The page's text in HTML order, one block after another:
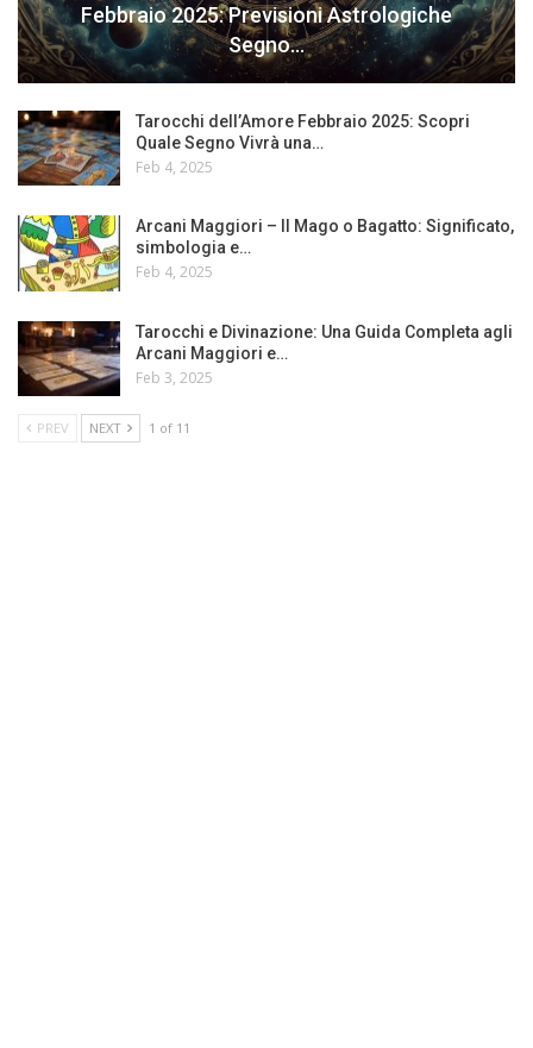
Febbraio 2025: Previsioni Astrologiche
Segno…
Tarocchi dell’Amore Febbraio 2025: Scopri
Quale Segno Vivrà una…
Feb 4, 2025
Arcani Maggiori – Il Mago o Bagatto: Significato,
simbologia e…
Feb 4, 2025
Tarocchi e Divinazione: Una Guida Completa agli
Arcani Maggiori e…
Feb 3, 2025
PREV NEXT 1 of 11